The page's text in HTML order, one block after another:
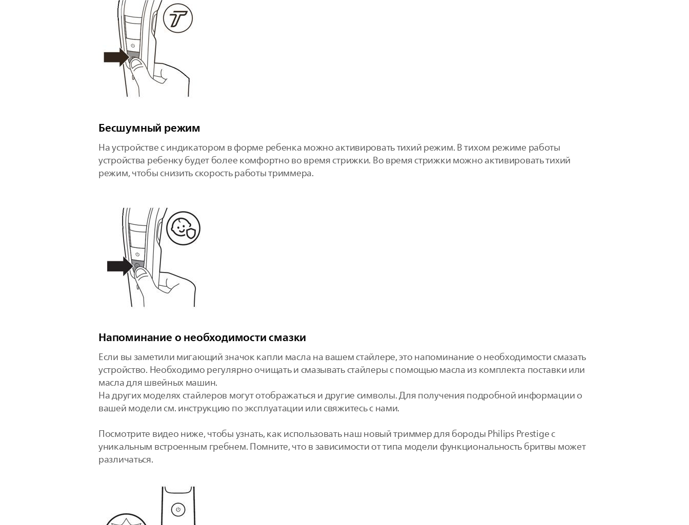
Бесшумный режим
На устройстве с индикатором в форме ребенка можно активировать тихий режим. В тихом режиме работы
устройства ребенку будет более комфортно во время стрижки. Во время стрижки можно активировать тихий
режим, чтобы снизить скорость работы триммера.
Напоминание о необходимости смазки
Если вы заметили мигающий значок капли масла на вашем стайлере, это напоминание о необходимости смазать
устройство. Необходимо регулярно очищать и смазывать стайлеры с помощью масла из комплекта поставки или
масла для швейных машин.
На других моделях стайлеров могут отображаться и другие символы. Для получения подробной информации о
вашей модели см. инструкцию по эксплуатации или свяжитесь с нами.
Посмотрите видео ниже, чтобы узнать, как использовать наш новый триммер для бороды Philips Prestige с
уникальным встроенным гребнем. Помните, что в зависимости от типа модели функциональность бритвы может
различаться.